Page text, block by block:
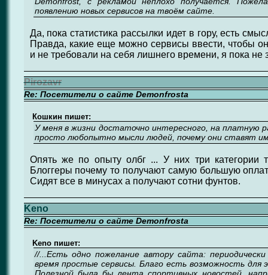
появлению новых сервисов на твоём сайте.
Да, пока статистика рассылки идет в гору, есть
Правда, какие еще можно сервисы ввести, чтобы
и не требовали на себя лишнего времени, я пока не
Pirozavr
Re: Посетители о сайте Demonfrosta
Кошкин пишет:
У меня в жизни достаточно интересного, на платную
просто любопытно мысли людей, почему они ставят
Опять же по опыту олбг ... У них три категории
Блоггеры почему то получают самую большую
Сидят все в минусах а получают сотни фунтов.
Keno
Re: Посетители о сайте Demonfrosta
Keno пишет:
//...Есть одно пожелание автору сайта:
время простые сервисы. Благо есть возможность